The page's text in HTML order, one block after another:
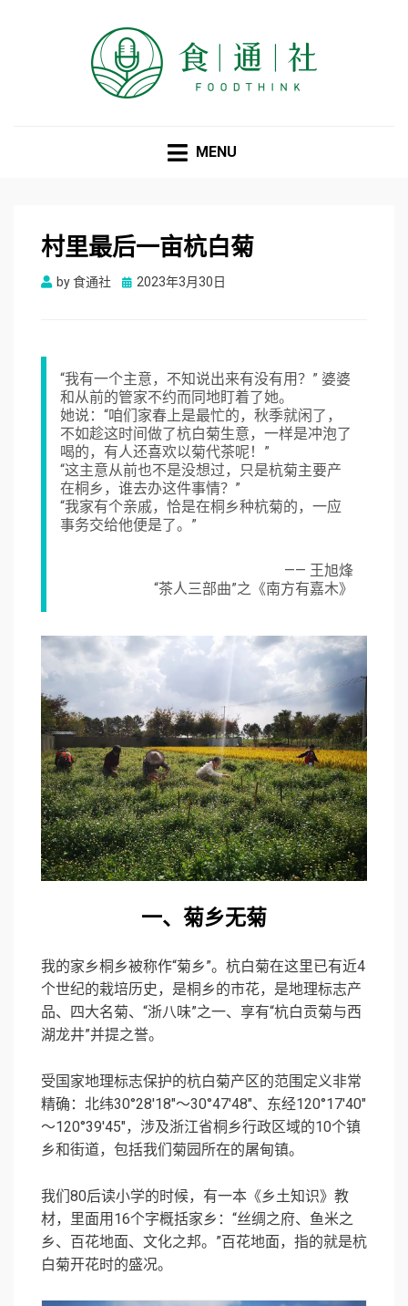
MENU
村里最后一亩杭白菊
by食通社
Posted
2023年3月30日
“我有一个主意，不知说出来有没有用？” 婆婆
和从前的管家不约而同地盯着了她。
她说：“咱们家春上是最忙的，秋季就闲了，
不如趁这时间做了杭白菊生意，一样是冲泡了
喝的，有人还喜欢以菊代茶呢！”
“这主意从前也不是没想过，只是杭菊主要产
在桐乡，谁去办这件事情？”
“我家有个亲戚，恰是在桐乡种杭菊的，一应
事务交给他便是了。”
—— 王旭烽
“茶人三部曲”之《南方有嘉木》
一、菊乡无菊
我的家乡桐乡被称作“菊乡”。杭白菊在这里已有近4
个世纪的栽培历史，是桐乡的市花，是地理标志产
品、四大名菊、“浙八味”之一、享有“杭白贡菊与西
湖龙井”并提之誉。
受国家地理标志保护的杭白菊产区的范围定义非常
精确：北纬30°28′18″～30°47′48″、东经120°17′40″
～120°39′45″，涉及浙江省桐乡行政区域的10个镇
乡和街道，包括我们菊园所在的屠甸镇。
我们80后读小学的时候，有一本《乡土知识》教
材，里面用16个字概括家乡：“丝绸之府、鱼米之
乡、百花地面、文化之邦。”百花地面，指的就是杭
白菊开花时的盛况。